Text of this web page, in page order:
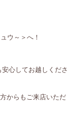
ウ～＞へ！
心してお越しくださ
からもご来店いただ